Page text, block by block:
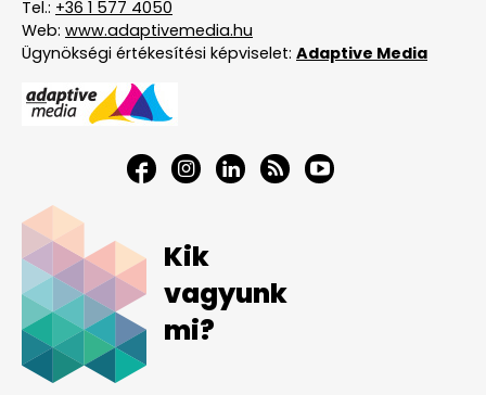
Tel.: +36 1 577 4050
Web: www.adaptivemedia.hu
Ügynökségi értékesítési képviselet: Adaptive Media
Kik
vagyunk
mi?